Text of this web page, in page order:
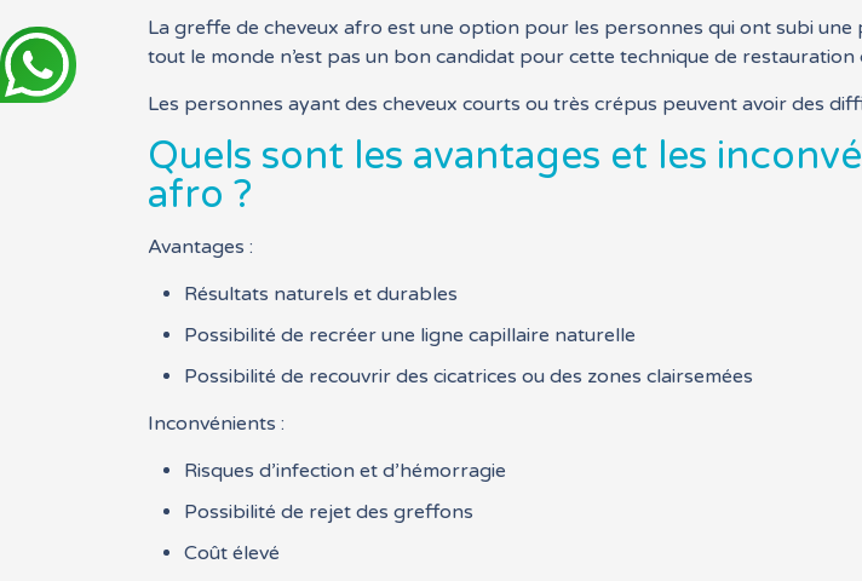
La greffe de cheveux afro est une option pour les personnes qui ont subi
tout le monde n’est pas un bon candidat pour cette technique de restauration
Les personnes ayant des cheveux courts ou très crépus peuvent avoir des
Quels sont les avantages et les
afro ?
Avantages :
Résultats naturels et durables
Possibilité de recréer une ligne capillaire naturelle
Possibilité de recouvrir des cicatrices ou des zones clairsemées
Inconvénients :
Risques d’infection et d’hémorragie
Possibilité de rejet des greffons
Coût élevé